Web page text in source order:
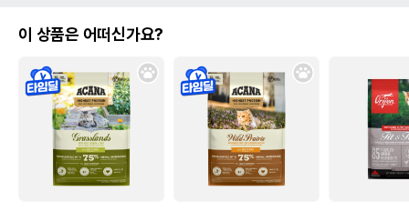
상품 필수 정보
이 상품은 어떠신가요?